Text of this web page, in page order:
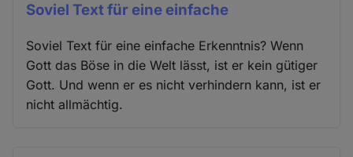
Soviel Text für eine einfache
Soviel Text für eine einfache Erkenntnis? Wenn
Gott das Böse in die Welt lässt, ist er kein gütiger
Gott. Und wenn er es nicht verhindern kann, ist er
nicht allmächtig.